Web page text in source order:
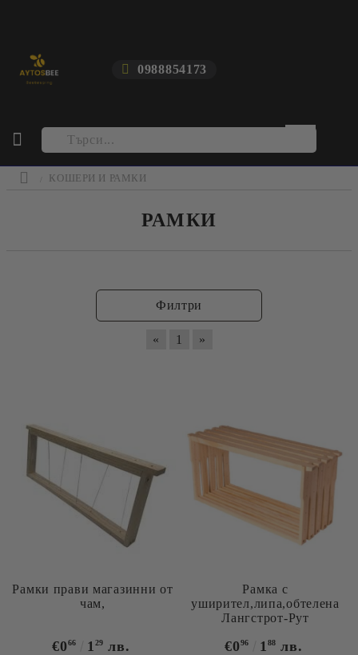
0988854173
КОШЕРИ И РАМКИ
РАМКИ
Филтри
« 1 »
Рамки прави магазинни от
чам,
€066 1 29 лв.
Рамка с
уширител,липа,обтелена
Лангстрот-Рут
€096 1 88 лв.